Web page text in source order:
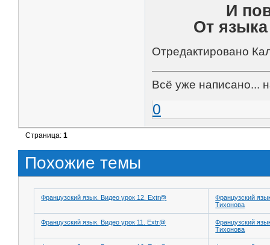
И
От
Отредактировано
Всё уже написано...
0
Страница:1
Похожие темы
Французский язык. Видео урок 12. Extr@
Французский
Тихонова
Французский язык. Видео урок 11. Extr@
Французский
Тихонова